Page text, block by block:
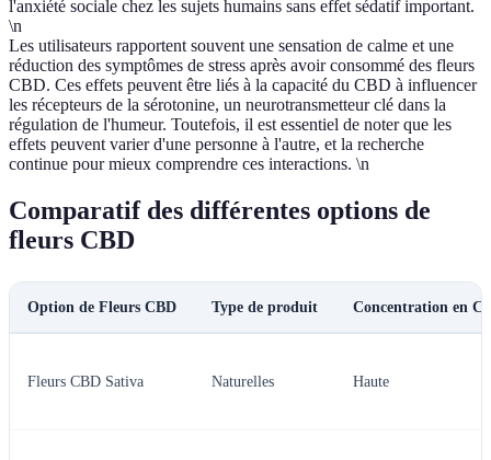
l'anxiété sociale chez les sujets humains sans effet sédatif important.
\n
Les utilisateurs rapportent souvent une sensation de calme et une
réduction des symptômes de stress après avoir consommé des fleurs
CBD. Ces effets peuvent être liés à la capacité du CBD à influencer
les récepteurs de la sérotonine, un neurotransmetteur clé dans la
régulation de l'humeur. Toutefois, il est essentiel de noter que les
effets peuvent varier d'une personne à l'autre, et la recherche
continue pour mieux comprendre ces interactions. \n
Comparatif des différentes options de
fleurs CBD
Option de Fleurs CBD Type de produit Concentration en
Fleurs CBD Sativa Naturelles Haute